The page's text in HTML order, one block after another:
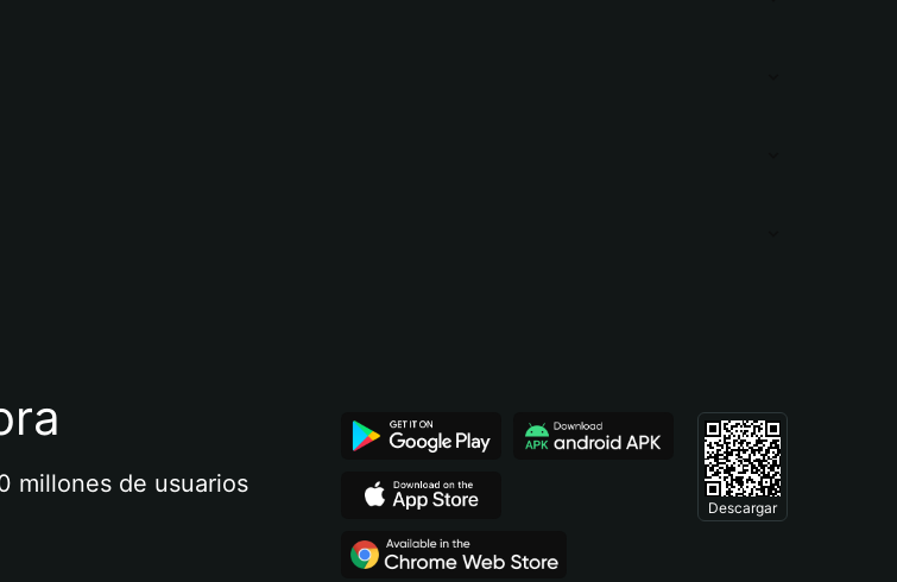
millones de usuarios
Descargar